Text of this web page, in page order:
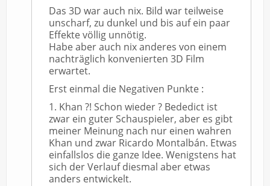
Das 3D war auch nix. Bild war teilweise
unscharf, zu dunkel und bis auf ein paar
Effekte völlig unnötig.
Habe aber auch nix anderes von einem
nachträglich konvenierten 3D Film
erwartet.
Erst einmal die Negativen Punkte :
1. Khan ?! Schon wieder ? Bededict ist
zwar ein guter Schauspieler, aber es gibt
meiner Meinung nach nur einen wahren
Khan und zwar Ricardo Montalbán. Etwas
einfallslos die ganze Idee. Wenigstens hat
sich der Verlauf diesmal aber etwas
anders entwickelt.